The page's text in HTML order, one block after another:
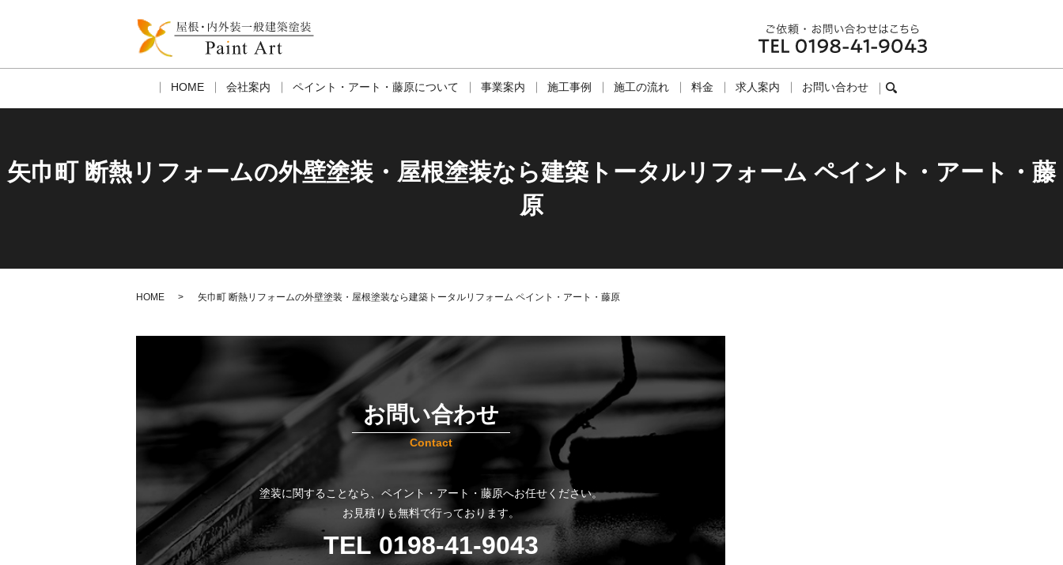
HOME 会社案内 ペイント・アート・藤原について 事業案内 施工事例 施工の流れ 料金 求人案内 お問い合わせ search
矢巾町 断熱リフォームの外壁塗装・屋根塗装なら建築トータルリフォーム ペイント・アート・藤
原
HOME 矢巾町 断熱リフォームの外壁塗装・屋根塗装なら建築トータルリフォーム ペイント・アート・藤原
お問い合わせ
Contact
塗装に関することなら、 ペイント・アート・藤原へお任せください。
お見積りも無料で行っております。
TEL 0198-41-9043